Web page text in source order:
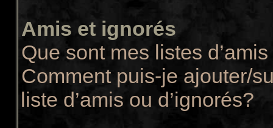
Amis et ignorés
Que sont mes listes
Comment puis-je ajouter/
liste d’amis ou d’ignorés?